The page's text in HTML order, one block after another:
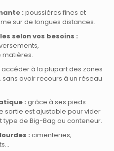
: poussières fines et
sur de longues distances.
selon vos besoins :
à la plupart des zones
avoir recours à un réseau
: grâce à ses pieds
sortie est ajustable pour vider
type de Big-Bag ou conteneur.
: cimenteries,